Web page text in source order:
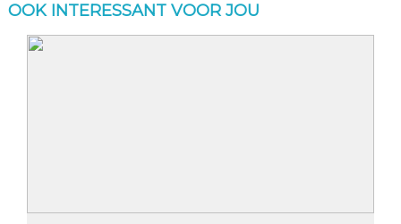
OOK INTERESSANT VOOR JOU